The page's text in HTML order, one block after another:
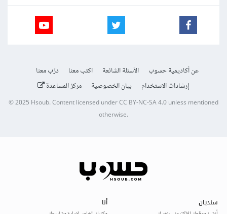
عن أكاديمية حسوب الأسئلة الشائعة اكتب معنا
درّب معنا
إرشادات الاستخدام
بيان الخصوصية مركز المساعدة
© 2025Hsoub.Content licensed underCC BY-NC-SA 4.0unless mentioned
otherwise.